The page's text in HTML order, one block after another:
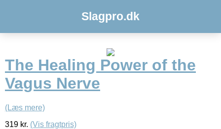
Slagpro.dk
The Healing Power of the
Vagus Nerve
(Læs mere)
319 kr. (Vis fragtpris)